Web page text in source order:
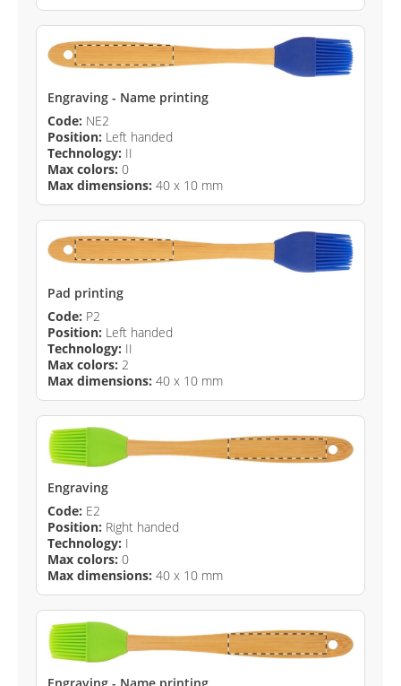
Engraving - Name printing
Code: NE2
Position: Left handed
Technology: II
Max colors: 0
Max dimensions: 40 x 10 mm
Pad printing
Code: P2
Position: Left handed
Technology: II
Max colors: 2
Max dimensions: 40 x 10 mm
Engraving
Code: E2
Position: Right handed
Technology: I
Max colors: 0
Max dimensions: 40 x 10 mm